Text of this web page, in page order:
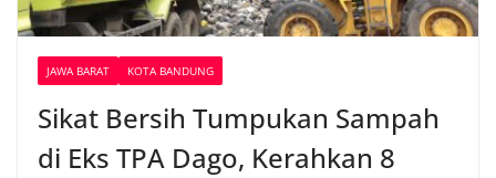
JAWA BARAT KOTA BANDUNG
Sikat Bersih Tumpukan Sampah
di Eks TPA Dago, Kerahkan 8